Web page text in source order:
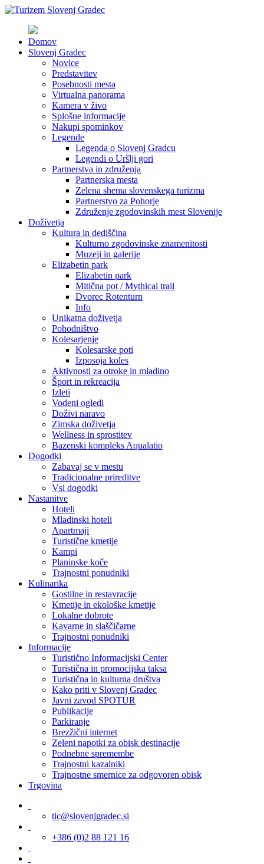
Domov
Slovenj Gradec
Novice
Predstavitev
Posebnosti mesta
Virtualna panorama
Kamera v živo
Splošne informacije
Nakupi spominkov
Legende
Legenda o Slovenj Gradcu
Legendi o Uršlji gori
Partnerstva in združenja
Partnerska mesta
Zelena shema slovenskega turizma
Partnerstvo za Pohorje
Združenje zgodovinskih mest Slovenije
Doživetja
Kultura in dediščina
Kulturno zgodovinske znamenitosti
Muzeji in galerije
Elizabetin park
Elizabetin park
Mitična pot / Mythical trail
Dvorec Rotenturn
Info
Unikatna doživetja
Pohodništvo
Kolesarjenje
Kolesarske poti
Izposoja koles
Aktivnosti za otroke in mladino
Šport in rekreacija
Izleti
Vodeni ogledi
Doživi naravo
Zimska doživetja
Wellness in sprostitev
Bazenski kompleks Aqualatio
Dogodki
Zabavaj se v mestu
Tradicionalne prireditve
Vsi dogodki
Nastanitve
Hoteli
Mladinski hoteli
Apartmaji
Turistične kmetije
Kampi
Planinske koče
Trajnostni ponudniki
Kulinarika
Gostilne in restavracije
Kmetije in ekološke kmetije
Lokalne dobrote
Kavarne in slaščičarne
Trajnostni ponudniki
Informacije
Turistično Informacijski Center
Turistična in promocijska taksa
Turistična in kulturna društva
Kako priti v Slovenj Gradec
Javni zavod SPOTUR
Publikacije
Parkiranje
Brezžični internet
Zeleni napotki za obisk destinacije
Podnebne spremembe
Trajnostni kazalniki
Trajnostne smernice za odgovoren obisk
Trgovina
tic@slovenjgradec.si
+386 (0)2 88 121 16